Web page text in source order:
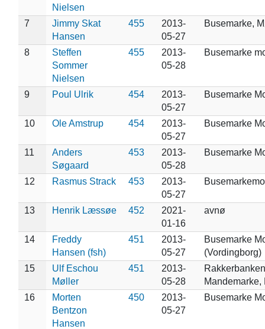
Nielsen
7
Jimmy Skat
Hansen
455
2013-
05-27
Busemarke,
8
Steffen
Sommer
Nielsen
455
2013-
05-28
Busemarke
9 Poul Ulrik 454
2013-
05-27
Busemarke
10 Ole Amstrup 454
2013-
05-27
Busemarke
11
Anders
Søgaard
453
2013-
05-28
Busemarke
12 Rasmus Strack 453
2013-
05-27
13 Henrik Læssøe 452
2021-
01-16
avnø
14
Freddy
Hansen (fsh)
451
2013-
05-27
Busemarke
(Vordingborg)
15
Ulf Eschou
Møller
451
2013-
05-28
Mandemarke,
16
Morten
Bentzon
Hansen
450
2013-
05-27
Busemarke